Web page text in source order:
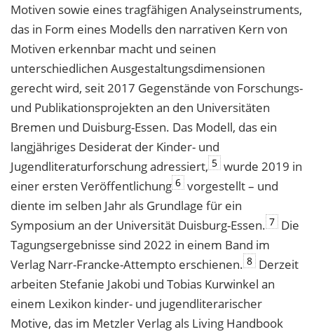
Motiven sowie eines tragfähigen Analyseinstruments,
das in Form eines Modells den narrativen Kern von
Motiven erkennbar macht und seinen
unterschiedlichen Ausgestaltungsdimensionen
gerecht wird, seit 2017 Gegenstände von Forschungs-
und Publikationsprojekten an den Universitäten
Bremen und Duisburg-Essen. Das Modell, das ein
langjähriges Desiderat der Kinder- und
Jugendliteraturforschung adressiert, 5 wurde 2019 in
einer ersten Veröffentlichung 6 vorgestellt – und
diente im selben Jahr als Grundlage für ein
Symposium an der Universität Duisburg-Essen. 7 Die
Tagungsergebnisse sind 2022 in einem Band im
Verlag Narr-Francke-Attempto erschienen. 8 Derzeit
arbeiten Stefanie Jakobi und Tobias Kurwinkel an
einem Lexikon kinder- und jugendliterarischer
Motive, das im Metzler Verlag als Living Handbook